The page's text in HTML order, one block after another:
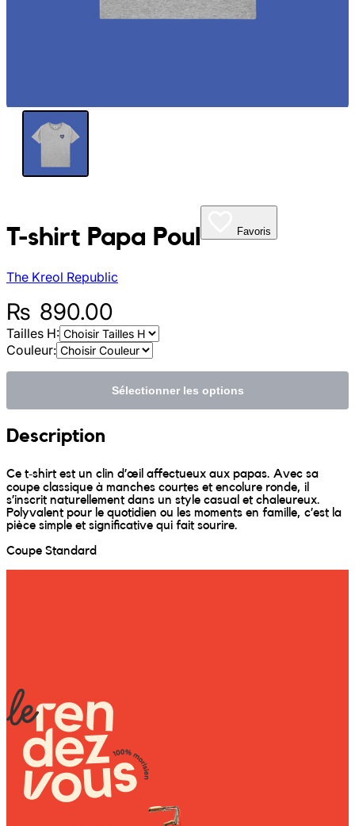
T-shirt Papa Poul
The Kreol Republic
Favoris
₨ 890.00
Tailles H:
Couleur:
Sélectionner les options
Description
Ce t‑shirt est un clin d’œil affectueux aux papas. Avec sa
coupe classique à manches courtes et encolure ronde, il
s’inscrit naturellement dans un style casual et chaleureux.
Polyvalent pour le quotidien ou les moments en famille, c’est la
pièce simple et significative qui fait sourire.
Coupe Standard
Oopsie Daisy
Pigment It Pottery
Sesame Moris
The Little Big People
The Octopus
Wally Plush Toys
Zimaz Kreol
ZOLA by Estelle